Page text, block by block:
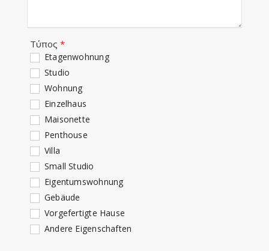
Τύπος *
Etagenwohnung
Studio
Wohnung
Einzelhaus
Maisonette
Penthouse
Villa
Small Studio
Eigentumswohnung
Gebäude
Vorgefertigte Hause
Andere Eigenschaften